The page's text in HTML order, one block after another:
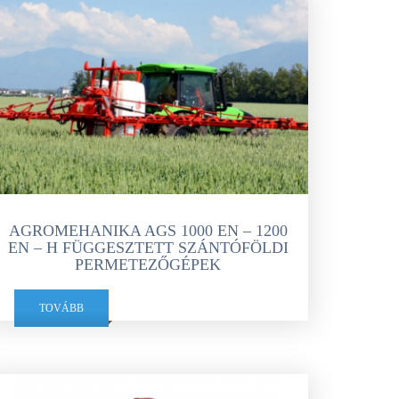
KOMÁROMI GÉP
OLIMAC DRAGO
SOKORÓ
TYM TRAKTOR
ZANON
AGROMEHANIKA AGS 1000 EN – 1200
EN – H FÜGGESZTETT SZÁNTÓFÖLDI
PERMETEZŐGÉPEK
TOVÁBB